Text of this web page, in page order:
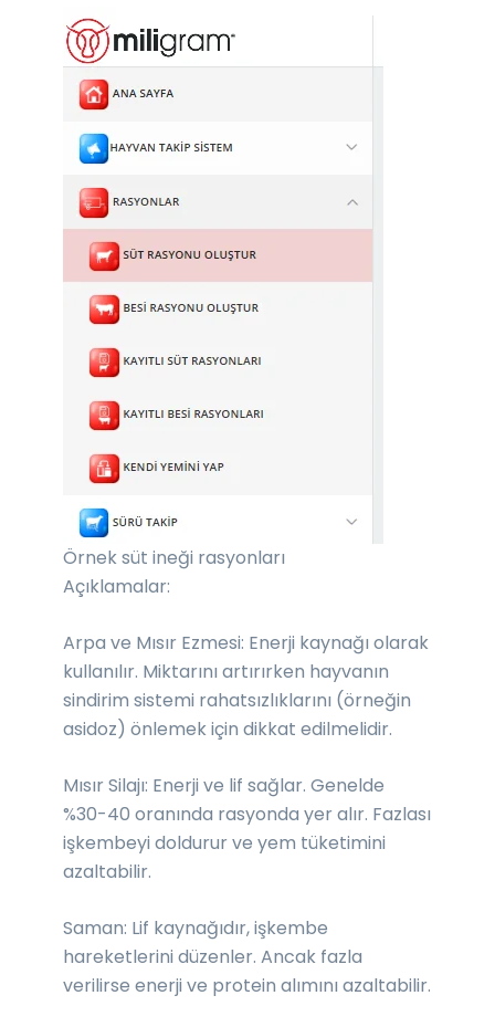
Örnek süt ineği rasyonları
Açıklamalar:
Arpa ve Mısır Ezmesi: Enerji kaynağı olarak
kullanılır. Miktarını artırırken hayvanın
sindirim sistemi rahatsızlıklarını (örneğin
asidoz) önlemek için dikkat edilmelidir.
Mısır Silajı: Enerji ve lif sağlar. Genelde
%30-40 oranında rasyonda yer alır. Fazlası
işkembeyi doldurur ve yem tüketimini
azaltabilir.
Saman: Lif kaynağıdır, işkembe
hareketlerini düzenler. Ancak fazla
verilirse enerji ve protein alımını azaltabilir.